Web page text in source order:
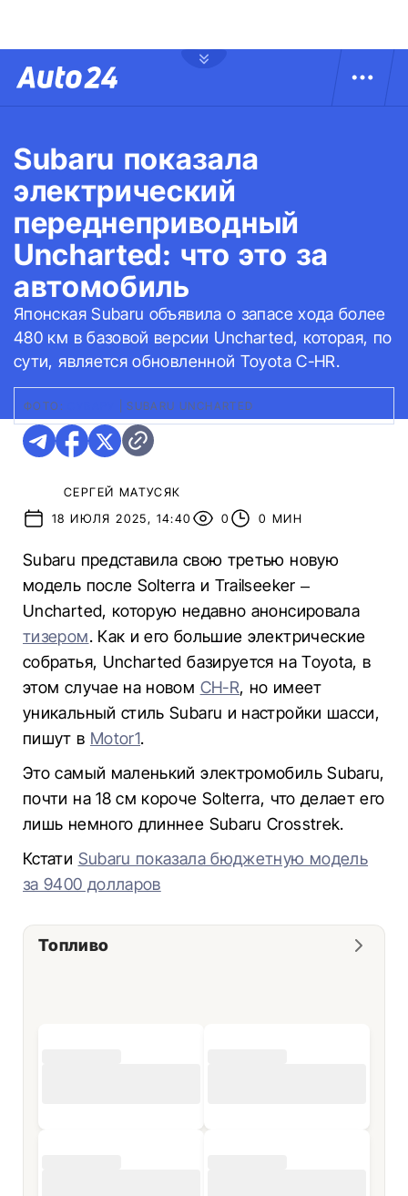
Subaru показала
электрический
переднеприводный
Uncharted: что это за
автомобиль
Японская Subaru объявила о запасе хода более
480 км в базовой версии Uncharted, которая, по
сути, является обновленной Toyota C-HR.
ФОТО: SUBARU UNCHARTED
СЕРГЕЙ МАТУСЯК
18 ИЮЛЯ 2025, 14:40
0 0 МИН
Subaru представила свою третью новую
модель после Solterra и Trailseeker –
Uncharted, которую недавно анонсировала
тизером. Как и его большие электрические
собратья, Uncharted базируется на Toyota, в
этом случае на новом CH-R, но имеет
уникальный стиль Subaru и настройки шасси,
пишут в Motor1.
Это самый маленький электромобиль Subaru,
почти на 18 см короче Solterra, что делает его
лишь немного длиннее Subaru Crosstrek.
Кстати Subaru показала бюджетную модель
за 9400 долларов
Топливо